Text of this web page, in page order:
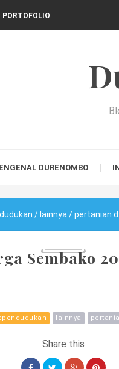
PORTOFOLIO
DURENOMBO
/ lainnya /pertanian
Sembako
lainnya